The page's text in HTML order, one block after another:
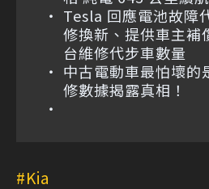
Tesla 回應電池故障
修換新、提供車主補
台維修代步車數量
中古電動車最怕壞的
修數據揭露真相！
Kia